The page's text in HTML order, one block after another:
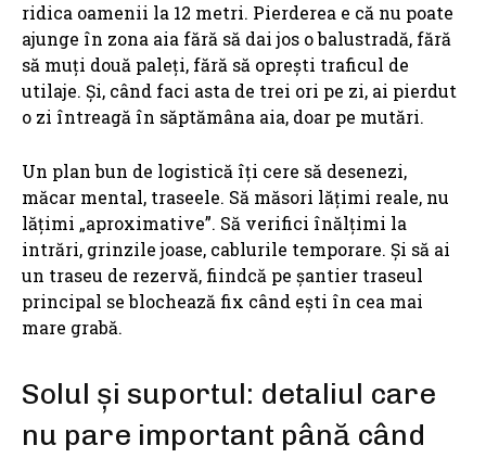
ridica oamenii la 12 metri. Pierderea e că nu poate
ajunge în zona aia fără să dai jos o balustradă, fără
să muți două paleți, fără să oprești traficul de
utilaje. Și, când faci asta de trei ori pe zi, ai pierdut
o zi întreagă în săptămâna aia, doar pe mutări.
Un plan bun de logistică îți cere să desenezi,
măcar mental, traseele. Să măsori lățimi reale, nu
lățimi „aproximative”. Să verifici înălțimi la
intrări, grinzile joase, cablurile temporare. Și să ai
un traseu de rezervă, fiindcă pe șantier traseul
principal se blochează fix când ești în cea mai
mare grabă.
Solul și suportul: detaliul care
nu pare important până când